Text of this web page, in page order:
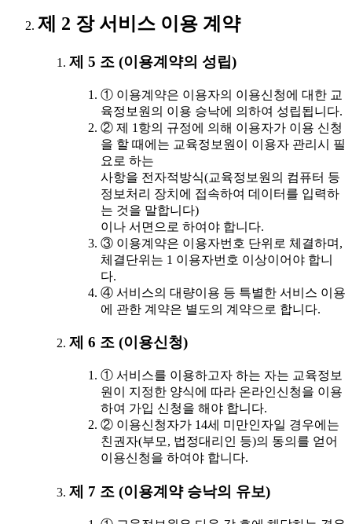
제 2 장 서비스 이용 계약
제 5 조 (이용계약의 성립)
① 이용계약은 이용자의 이용신청에 대한 교
육정보원의 이용 승낙에 의하여 성립됩니다.
② 제 1항의 규정에 의해 이용자가 이용 신청
을 할 때에는 교육정보원이 이용자 관리시 필
요로 하는
사항을 전자적방식(교육정보원의 컴퓨터 등
정보처리 장치에 접속하여 데이터를 입력하
는 것을 말합니다)
이나 서면으로 하여야 합니다.
③ 이용계약은 이용자번호 단위로 체결하며,
체결단위는 1 이용자번호 이상이어야 합니
다.
④ 서비스의 대량이용 등 특별한 서비스 이용
에 관한 계약은 별도의 계약으로 합니다.
제 6 조 (이용신청)
① 서비스를 이용하고자 하는 자는 교육정보
원이 지정한 양식에 따라 온라인신청을 이용
하여 가입 신청을 해야 합니다.
② 이용신청자가 14세 미만인자일 경우에는
친권자(부모, 법정대리인 등)의 동의를 얻어
이용신청을 하여야 합니다.
제 7 조 (이용계약 승낙의 유보)